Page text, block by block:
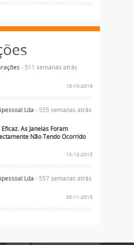
- 511 semanas atrás
16-10-2016
Lda - 555 semanas atrás
As Janelas Foram
Não Tendo Ocorrido
15-12-2015
Lda - 557 semanas atrás
30-11-2015